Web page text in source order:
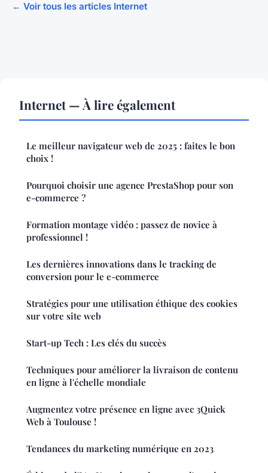
← Voir tous les articles Internet
Internet — À lire également
Le meilleur navigateur web de 2025 : faites le bon
choix !
Pourquoi choisir une agence PrestaShop pour son
e-commerce ?
Formation montage vidéo : passez de novice à
professionnel !
Les dernières innovations dans le tracking de
conversion pour le e-commerce
Stratégies pour une utilisation éthique des cookies
sur votre site web
Start-up Tech : Les clés du succès
Techniques pour améliorer la livraison de contenu
en ligne à l'échelle mondiale
Augmentez votre présence en ligne avec 3Quick
Web à Toulouse !
Tendances du marketing numérique en 2023